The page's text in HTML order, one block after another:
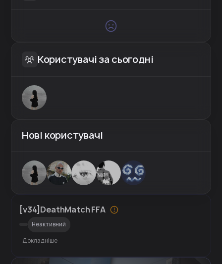
Користувачі за сьогодні
Нові користувачі
[v34]DeathMatch FFA
Неактивний
Докладніше